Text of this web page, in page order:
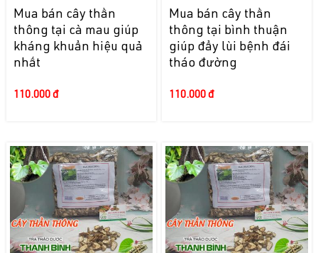
Mua bán cây thần
thông tại cà mau giúp
kháng khuẩn hiệu quả
nhất
110.000 đ
Mua bán cây thần
thông tại bình thuận
giúp đẩy lùi bệnh đái
tháo đường
110.000 đ